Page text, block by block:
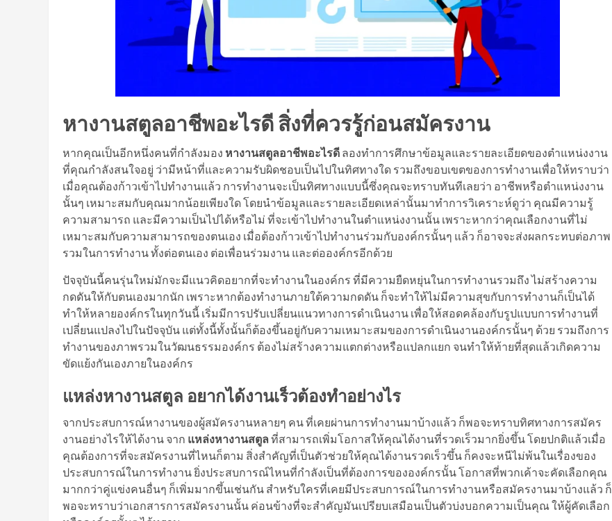
หางานสตูลอาชีพอะไรดี สิ่งที่ควรรู้ก่อนสมัครงาน
หากคุณเป็นอีกหนึ่งคนที่กำลังมอง หางานสตูลอาชีพอะไรดี ลองทำการศึกษาข้อมูลและรายละเอียดของตำแหน่งงาน
ที่คุณกำลังสนใจอยู่ ว่ามีหน้าที่และความรับผิดชอบเป็นไปในทิศทางใด รวมถึงขอบเขตของการทำงานเพื่อให้ทราบว่า
เมื่อคุณต้องก้าวเข้าไปทำงานแล้ว การทำงานจะเป็นทิศทางแบบนี้ซึ่งคุณจะทราบทันทีเลยว่า อาชีพหรือตำแหน่งงาน
นั้นๆ เหมาะสมกับคุณมากน้อยเพียงใด โดยนำข้อมูลและรายละเอียดเหล่านั้นมาทำการวิเคราะห์ดูว่า คุณมีความรู้
ความสามารถ และมีความเป็นไปได้หรือไม่ ที่จะเข้าไปทำงานในตำแหน่งงานนั้น เพราะหากว่าคุณเลือกงานที่ไม่
เหมาะสมกับความสามารถของตนเอง เมื่อต้องก้าวเข้าไปทำงานร่วมกับองค์กรนั้นๆ แล้ว ก็อาจจะส่งผลกระทบต่อภาพ
รวมในการทำงาน ทั้งต่อตนเอง ต่อเพื่อนร่วมงาน และต่อองค์กรอีกด้วย
ปัจจุบันนี้คนรุ่นใหม่มักจะมีแนวคิดอยากที่จะทำงานในองค์กร ที่มีความยืดหยุ่นในการทำงานรวมถึง ไม่สร้างความ
กดดันให้กับตนเองมากนัก เพราะหากต้องทำงานภายใต้ความกดดัน ก็จะทำให้ไม่มีความสุขกับการทำงานก็เป็นได้
ทำให้หลายองค์กรในทุกวันนี้ เริ่มมีการปรับเปลี่ยนแนวทางการดำเนินงาน เพื่อให้สอดคล้องกับรูปแบบการทำงานที่
เปลี่ยนแปลงไปในปัจจุบัน แต่ทั้งนี้ทั้งนั้นก็ต้องขึ้นอยู่กับความเหมาะสมของการดำเนินงานองค์กรนั้นๆ ด้วย รวมถึงการ
ทำงานของภาพรวมในวัฒนธรรมองค์กร ต้องไม่สร้างความแตกต่างหรือแปลกแยก จนทำให้ท้ายที่สุดแล้วเกิดความ
ขัดแย้งกันเองภายในองค์กร
แหล่งหางานสตูล อยากได้งานเร็วต้องทำอย่างไร
จากประสบการณ์หางานของผู้สมัครงานหลายๆ คน ที่เคยผ่านการทำงานมาบ้างแล้ว ก็พอจะทราบทิศทางการสมัคร
งานอย่างไรให้ได้งาน จาก แหล่งหางานสตูล ที่สามารถเพิ่มโอกาสให้คุณได้งานที่รวดเร็วมากยิ่งขึ้น โดยปกติแล้วเมื่อ
คุณต้องการที่จะสมัครงานที่ไหนก็ตาม สิ่งสำคัญที่เป็นตัวช่วยให้คุณได้งานรวดเร็วขึ้น ก็คงจะหนีไม่พ้นในเรื่องของ
ประสบการณ์ในการทำงาน ยิ่งประสบการณ์ไหนที่กำลังเป็นที่ต้องการขององค์กรนั้น โอกาสที่พวกเค้าจะคัดเลือกคุณ
มากกว่าคู่แข่งคนอื่นๆ ก็เพิ่มมากขึ้นเช่นกัน สำหรับใครที่เคยมีประสบการณ์ในการทำงานหรือสมัครงานมาบ้างแล้ว ก็
พอจะทราบว่าเอกสารการสมัครงานนั้น ค่อนข้างที่จะสำคัญมันเปรียบเสมือนเป็นตัวบ่งบอกความเป็นคุณ ให้ผู้คัดเลือก